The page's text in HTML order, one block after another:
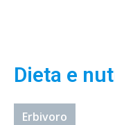
Dieta e
Erbivoro